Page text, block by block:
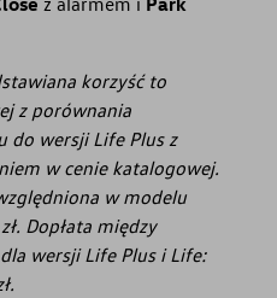
korzyść to
z porównania
do wersji Life Plus z
w cenie katalogowej.
w modelu
Dopłata między
wersji Life Plus i Life: